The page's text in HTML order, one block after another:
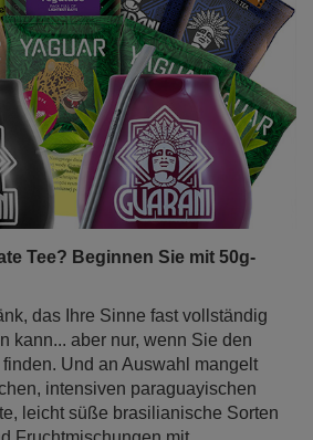
Tee? Beginnen Sie mit 50g-
das Ihre Sinne fast vollständig
kann... aber nur, wenn Sie den
Und an Auswahl mangelt
intensiven paraguayischen
leicht süße brasilianische Sorten
Fruchtmischungen mit
Aber wie soll man
wenn man gerade erst mit der
Lösung ist einfach: Mate-Tee-
50-g-Beuteln. Sie eignen sich